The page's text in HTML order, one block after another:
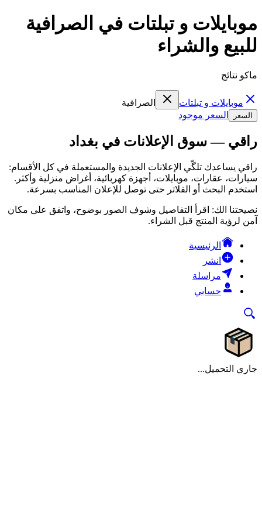
موبايلات و تبلتات في الصرافية
للبيع والشراء
ماكو نتائج
موبايلات و تبلتات الصرافية
السعر السعر موجود
راقي — سوق الإعلانات في بغداد
راقي يساعدك تلگّي الإعلانات الجديدة والمستعملة في كل الأقسام:
سيارات، عقارات، موبايلات، أجهزة كهربائية، أغراض منزلية وأكثر.
استخدم البحث أو الفلاتر حتى توصل للإعلان المناسب بسرعة.
نصيحتنا الك: اقرأ التفاصيل وشوف الصور بوضوح، واتفق على مكان
آمن لرؤية المنتج قبل الشراء.
الرئيسية
انشر
مراسلة
حسابي
جاري التحميل...